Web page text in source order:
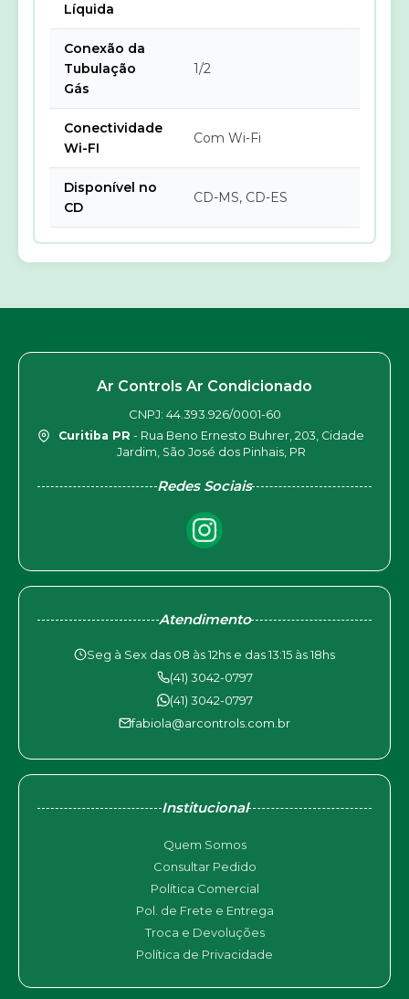
Líquida
Conexão da
Tubulação
Gás
1/2
Conectividade
Wi-FI
Com Wi-Fi
Disponível no
CD
CD-MS, CD-ES
Ar Controls Ar Condicionado
CNPJ: 44.393.926/0001-60
Curitiba PR - Rua Beno Ernesto Buhrer, 203, Cidade
Jardim, São José dos Pinhais, PR
Redes Sociais
Atendimento
Seg à Sex das 08 às 12hs e das 13:15 às 18hs
(41) 3042-0797
(41) 3042-0797
fabiola@arcontrols.com.br
Institucional
Quem Somos
Consultar Pedido
Política Comercial
Pol. de Frete e Entrega
Troca e Devoluções
Política de Privacidade